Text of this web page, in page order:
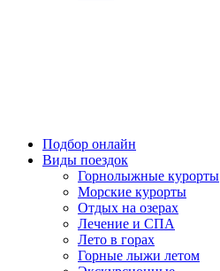
Подбор онлайн
Виды поездок
Горнолыжные курорты
Морские курорты
Отдых на озерах
Лечение и СПА
Лето в горах
Горные лыжи летом